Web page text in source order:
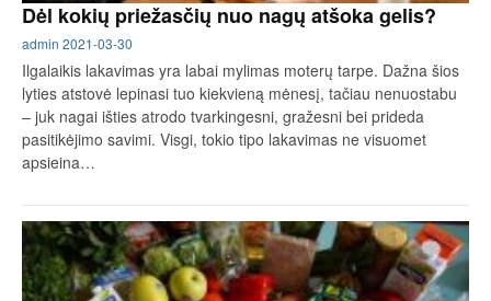
Dėl kokių priežasčių nuo nagų atšoka gelis?
admin 2021-03-30
Ilgalaikis lakavimas yra labai mylimas moterų tarpe. Dažna šios
lyties atstovė lepinasi tuo kiekvieną mėnesį, tačiau nenuostabu
– juk nagai išties atrodo tvarkingesni, gražesni bei prideda
pasitikėjimo savimi. Visgi, tokio tipo lakavimas ne visuomet
apsieina…